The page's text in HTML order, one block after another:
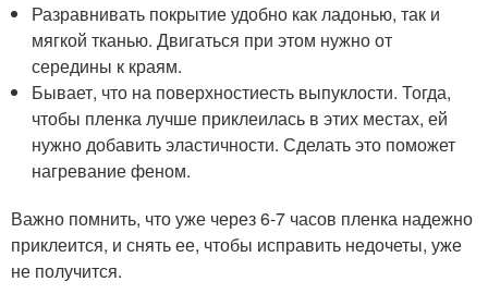
Разравнивать покрытие удобно как ладонью, так и
мягкой тканью. Двигаться при этом нужно от
середины к краям.
Бывает, что на поверхностиесть выпуклости. Тогда,
чтобы пленка лучше приклеилась в этих местах, ей
нужно добавить эластичности. Сделать это поможет
нагревание феном.
Важно помнить, что уже через 6-7 часов пленка надежно
приклеится, и снять ее, чтобы исправить недочеты, уже
не получится.